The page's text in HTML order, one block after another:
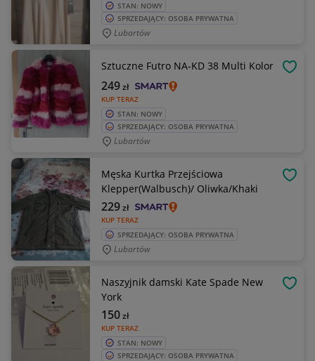
STAN: NOWY
SPRZEDAJĄCY: OSOBA PRYWATNA
Lubartów
Sztuczne Futro NA-KD 38 Multi Kolor
KUP TERAZ
249zł
STAN: NOWY
SPRZEDAJĄCY: OSOBA PRYWATNA
Lubartów
Męska Kurtka Przejściowa
Klepper(Walbusch)/ Oliwka/Khaki
KUP TERAZ
229zł
SPRZEDAJĄCY: OSOBA PRYWATNA
Lubartów
Naszyjnik damski Kate Spade New
York
KUP TERAZ
150zł
STAN: NOWY
SPRZEDAJĄCY: OSOBA PRYWATNA